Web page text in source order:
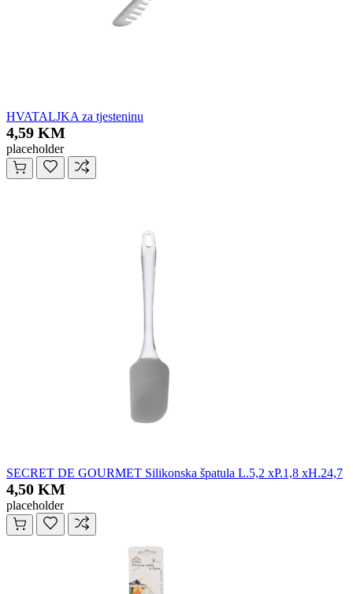
HVATALJKA za tjesteninu
4,59 KM
placeholder
SECRET DE GOURMET Silikonska špatula L.5,2 xP.1,8 xH.24,7
4,50 KM
placeholder